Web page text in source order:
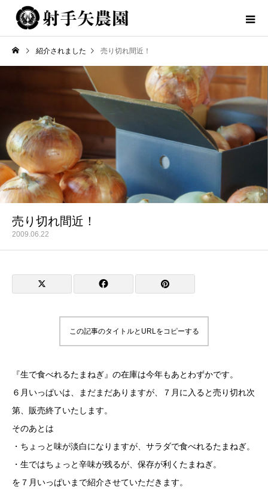
紹介されました 売り切れ間近！
売り切れ間近！
2009.06.22
この記事のタイトルとURLをコピーする
『生で食べれるたまねぎ』の在庫は今年もあとわずかです。
６月いっぱいは、まだまだありますが、７月に入ると売り切れ次
第、販売終了いたします。
そのあとは
・ちょっと味が淡白になりますが、サラダで食べれるたまねぎ。
・生ではちょっと辛味が残るが、保存が利くたまねぎ。
を７月いっぱいまで紹介させていただきます。